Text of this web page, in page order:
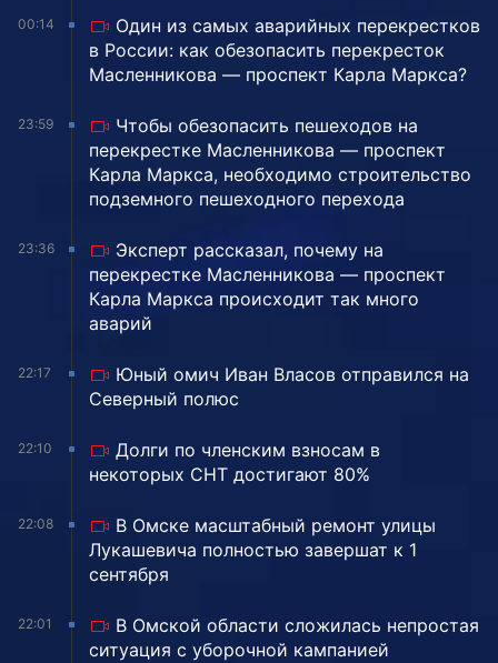
00:14
Один из самых аварийных перекрестков
в России: как обезопасить перекресток
Масленникова — проспект Карла Маркса?
23:59
Чтобы обезопасить пешеходов на
перекрестке Масленникова — проспект
Карла Маркса, необходимо строительство
подземного пешеходного перехода
23:36
Эксперт рассказал, почему на
перекрестке Масленникова — проспект
Карла Маркса происходит так много
аварий
22:17
Юный омич Иван Власов отправился на
Северный полюс
22:10
Долги по членским взносам в
некоторых СНТ достигают 80%
22:08
В Омске масштабный ремонт улицы
Лукашевича полностью завершат к 1
сентября
22:01
В Омской области сложилась непростая
ситуация с уборочной кампанией